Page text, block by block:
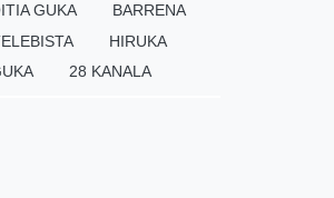
GUKA
BARRENA
HIRUKA
28 KANALA